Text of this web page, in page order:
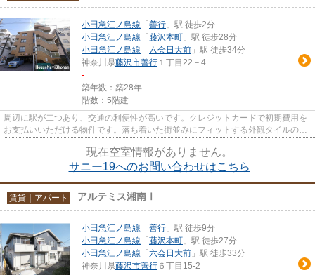
小田急江ノ島線 「 善行 」駅 徒歩2分
小田急江ノ島線 「 藤沢本町 」駅 徒歩28分
小田急江ノ島線 「 六会日大前 」駅 徒歩34分
神奈川県藤沢市善行 １丁目22－4
-
築年数：築28年
階数：5階建
周辺に駅が二つあり、交通の利便性が高いです。クレジットカードで初期費用を
お支払いいただける物件です。落ち着いた街並みにフィットする外観タイルの物
現在空室情報がありません。
サニー19へのお問い合わせはこちら
賃貸｜アパート アルテミス湘南Ⅰ
小田急江ノ島線 「 善行 」駅 徒歩9分
小田急江ノ島線 「 藤沢本町 」駅 徒歩27分
小田急江ノ島線 「 六会日大前 」駅 徒歩33分
神奈川県藤沢市善行 ６丁目15-2